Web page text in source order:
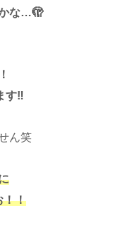
な…🫣
す‼️
ん笑
！！